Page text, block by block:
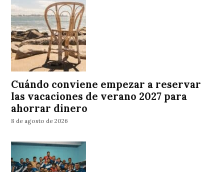
Cuándo conviene empezar a reservar
las vacaciones de verano 2027 para
ahorrar dinero
8 de agosto de 2026